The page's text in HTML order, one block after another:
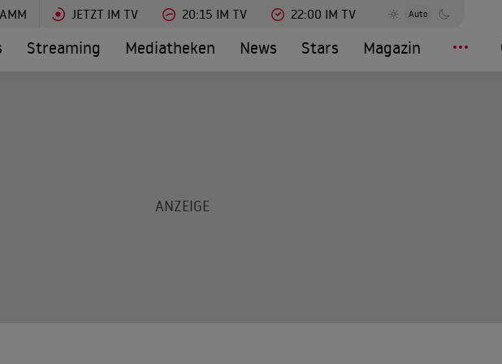
JETZT IM TV 20:15 IM TV 22:00 IM TV Auto
Streaming Mediatheken News Stars Magazin